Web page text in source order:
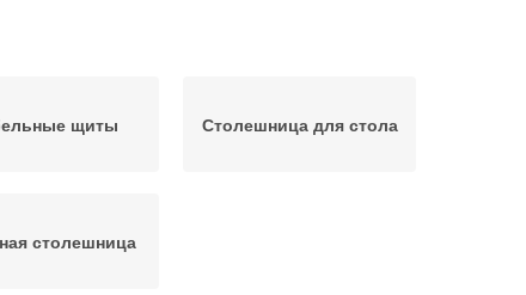
щиты Столешница для стола
столешница